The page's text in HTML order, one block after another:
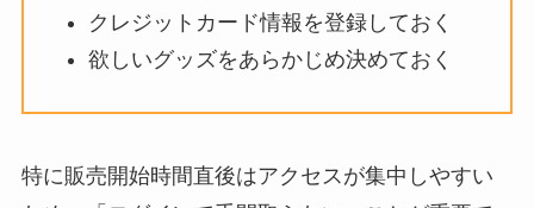
クレジットカード情報を登録しておく
欲しいグッズをあらかじめ決めておく
特に販売開始時間直後はアクセスが集中しやすい